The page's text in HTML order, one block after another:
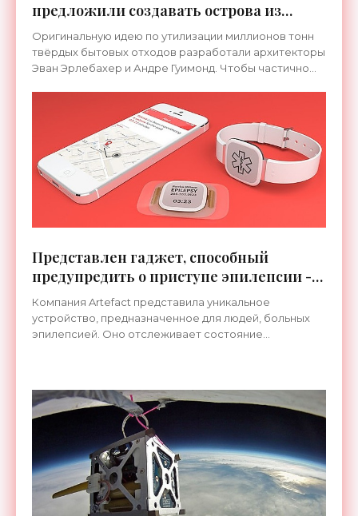
предложили создавать острова из
мусора - «Технологии»
Оригинальную идею по утилизации миллионов тонн
твёрдых бытовых отходов разработали архитекторы
Эван Эрлебахер и Андре Гуимонд. Чтобы частично
Представлен гаджет, способный
предупредить о приступе эпилепсии -
«Гаджеты»
Компания Artefact представила уникальное
устройство, предназначенное для людей, больных
эпилепсией. Оно отслеживает состояние